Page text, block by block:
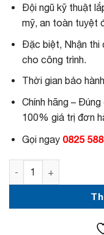
à
:
6
,
7
5
0
,
0
0
.
Đội ngũ kỹ thuật
mỹ, an toàn tuyệt
Đặc biệt, Nhận thi
cho công trình.
Thời gian bảo
Chính hãng –
100% giá trị đơn
Gọi ngay 0825
Máy nước nóng